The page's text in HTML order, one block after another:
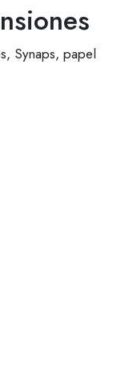
Synaps, papel